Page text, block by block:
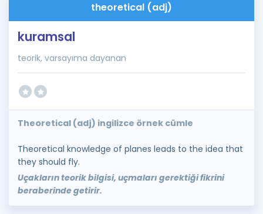
İngilizce Gramertheoretical (adj)
kuramsal
teorik, varsayıma dayanan
Theoretical (adj) ingilizce örnek cümle
Theoretical knowledge of planes leads to the idea that
they should fly.
Uçakların teorik bilgisi, uçmaları gerektiği fikrini
beraberinde getirir.